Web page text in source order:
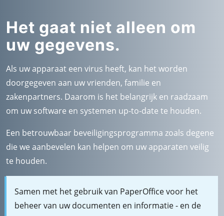
Het gaat niet alleen om
uw gegevens.
Als uw apparaat een virus heeft, kan het worden
doorgegeven aan uw vrienden, familie en
zakenpartners. Daarom is het belangrijk en raadzaam
om uw software en systemen up-to-date te houden.
Een betrouwbaar beveiligingsprogramma zoals degene
die we aanbevelen kan helpen om uw apparaten veilig
te houden.
Samen met het gebruik van PaperOffice voor het
beheer van uw documenten en informatie - en de